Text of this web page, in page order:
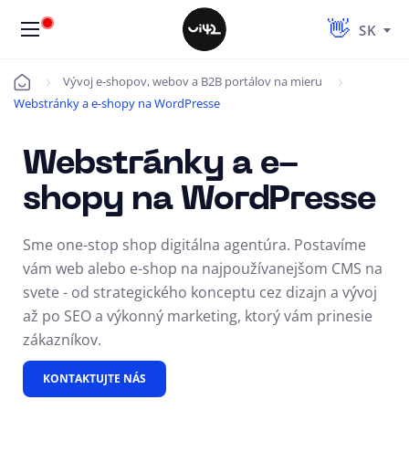
SK
Úvod
Vývoj e-shopov, webov a B2B portálov na mieru
Webstránky a e-shopy na WordPresse
Webstránky a e-
shopy na WordPresse
Sme one-stop shop digitálna agentúra. Postavíme
vám web alebo e-shop na najpoužívanejšom CMS na
svete - od strategického konceptu cez dizajn a vývoj
až po SEO a výkonný marketing, ktorý vám prinesie
zákazníkov.
KONTAKTUJTE NÁS